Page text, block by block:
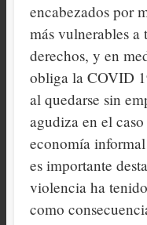
encabezados por
más vulnerables
derechos, y en
obliga la COVID
al quedarse sin
agudiza en el
economía
es importante
violencia ha
como